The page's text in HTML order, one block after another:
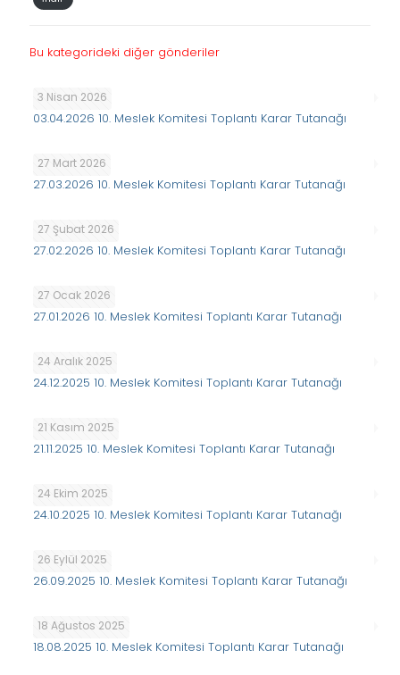
Bu kategorideki diğer gönderiler
3 Nisan 2026
03.04.2026 10. Meslek Komitesi Toplantı Karar Tutanağı
27 Mart 2026
27.03.2026 10. Meslek Komitesi Toplantı Karar Tutanağı
27 Şubat 2026
27.02.2026 10. Meslek Komitesi Toplantı Karar Tutanağı
27 Ocak 2026
27.01.2026 10. Meslek Komitesi Toplantı Karar Tutanağı
24 Aralık 2025
24.12.2025 10. Meslek Komitesi Toplantı Karar Tutanağı
21 Kasım 2025
21.11.2025 10. Meslek Komitesi Toplantı Karar Tutanağı
24 Ekim 2025
24.10.2025 10. Meslek Komitesi Toplantı Karar Tutanağı
26 Eylül 2025
26.09.2025 10. Meslek Komitesi Toplantı Karar Tutanağı
18 Ağustos 2025
18.08.2025 10. Meslek Komitesi Toplantı Karar Tutanağı